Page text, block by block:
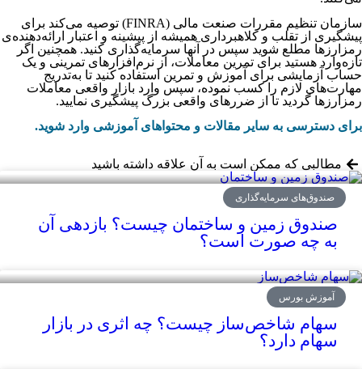
سازمان تنظیم مقررات صنعت مالی (FINRA) توصیه می‌کند برای
پیشگیری از تقلب و کلاهبرداری همیشه از پیشینه و اعتبار ارائه‌دهنده‌ی
رمزارزها مطلع شوید سپس در آنها سرمایه‌گذاری کنید. همچنین اگر
تازه‌وارد هستید برای تمرین معاملات، از نرم‌افزارهای تمرینی و یک
حساب آزمایشی برای آموزش و تمرین استفاده کنید تا به‌تدریج
مهارت‌های لازم را کسب نموده، سپس وارد بازار واقعی معاملات
رمز‌ارزها گردید تا از ضررهای واقعی بزرگ پیشگیری نمایید.
برای دسترسی به سایر مقالات و محتواهای آموزشی وارد شوید.
مطالبی که ممکن است به آن علاقه داشته باشید
صندوق‌های سرمایه‌گذاری
صندوق زمین و ساختمان چیست؟ بازدهی آن‌
به چه صورت است؟
آموزش بورس
سهام شاخص‌ساز چیست؟ چه اثری در بازار
سهام دارد؟